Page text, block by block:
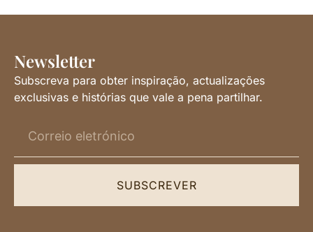
Newsletter
Subscreva para obter inspiração, actualizações
exclusivas e histórias que vale a pena partilhar.
SUBSCREVER